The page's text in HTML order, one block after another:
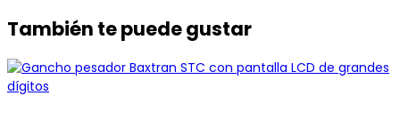
También te puede gustar